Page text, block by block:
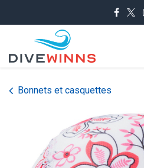
Bonnets et casquettes